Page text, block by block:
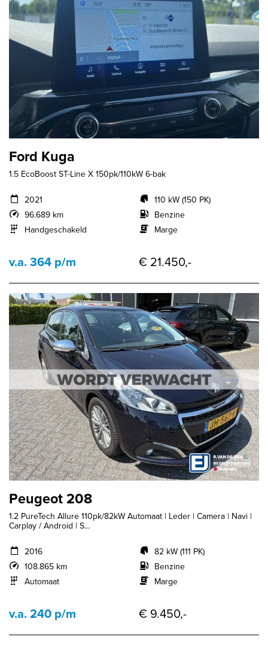
Ford Kuga
1.5 EcoBoost ST-Line X 150pk/110kW 6-bak
2021
96.689 km
Handgeschakeld
110 kW (150 PK)
Benzine
Marge
v.a. 364 p/m € 21.450,-
Peugeot 208
1.2 PureTech Allure 110pk/82kW Automaat | Leder | Camera | Navi |
Carplay / Android | S...
2016
108.865 km
Automaat
82 kW (111 PK)
Benzine
Marge
v.a. 240 p/m € 9.450,-